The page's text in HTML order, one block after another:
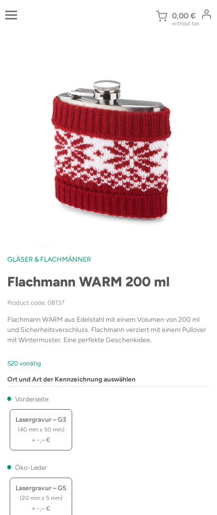
Inhalt
0,00 €
without tax
GLÄSER & FLACHMÄNNER
Flachmann WARM 200 ml
Product code: 08137
Flachmann WARM aus Edelstahl mit einem Volumen von 200 ml
und Sicherheitsverschluss. Flachmann verziert mit einem Pullover
mit Wintermuster. Eine perfekte Geschenkidee.
520 vorrätig
Ort und Art der Kennzeichnung auswählen
Vorderseite
Lasergravur – G3
(40 mm x 50 mm)
+ -,–€
Öko-Leder
Lasergravur – G5
(20 mm x 5 mm)
+ -,–€